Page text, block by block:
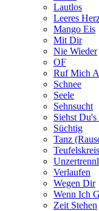
Lautlos
Leeres
Mango Eis
Mit Dir
Nie Wieder
OF
Ruf Mich
Schnee
Seele
Sehnsucht
Siehst
Süchtig
Tanz
Teufelskreis
Verlaufen
Wegen Dir
Wenn Ich
Zeit Stehen